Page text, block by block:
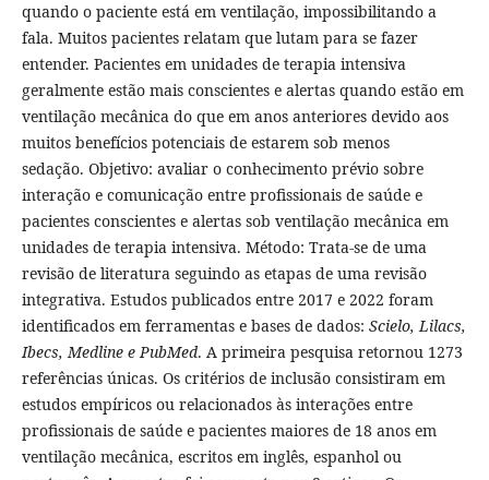
quando o paciente está em ventilação, impossibilitando a
fala. Muitos pacientes relatam que lutam para se fazer
entender. Pacientes em unidades de terapia intensiva
geralmente estão mais conscientes e alertas quando estão em
ventilação mecânica do que em anos anteriores devido aos
muitos benefícios potenciais de estarem sob menos
sedação. Objetivo: avaliar o conhecimento prévio sobre
interação e comunicação entre profissionais de saúde e
pacientes conscientes e alertas sob ventilação mecânica em
unidades de terapia intensiva. Método: Trata-se de uma
revisão de literatura seguindo as etapas de uma revisão
integrativa. Estudos publicados entre 2017 e 2022 foram
identificados em ferramentas e bases de dados: Scielo, Lilacs,
Ibecs, Medline e PubMed. A primeira pesquisa retornou 1273
referências únicas. Os critérios de inclusão consistiram em
estudos empíricos ou relacionados às interações entre
profissionais de saúde e pacientes maiores de 18 anos em
ventilação mecânica, escritos em inglês, espanhol ou